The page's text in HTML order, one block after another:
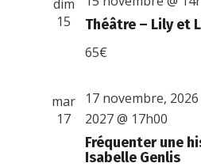
dim
15
Théâtre – Lily et
65€
mar
17
Fréquenter une
Isabelle Genlis
17 novembre, 2026
2027 @ 17h00